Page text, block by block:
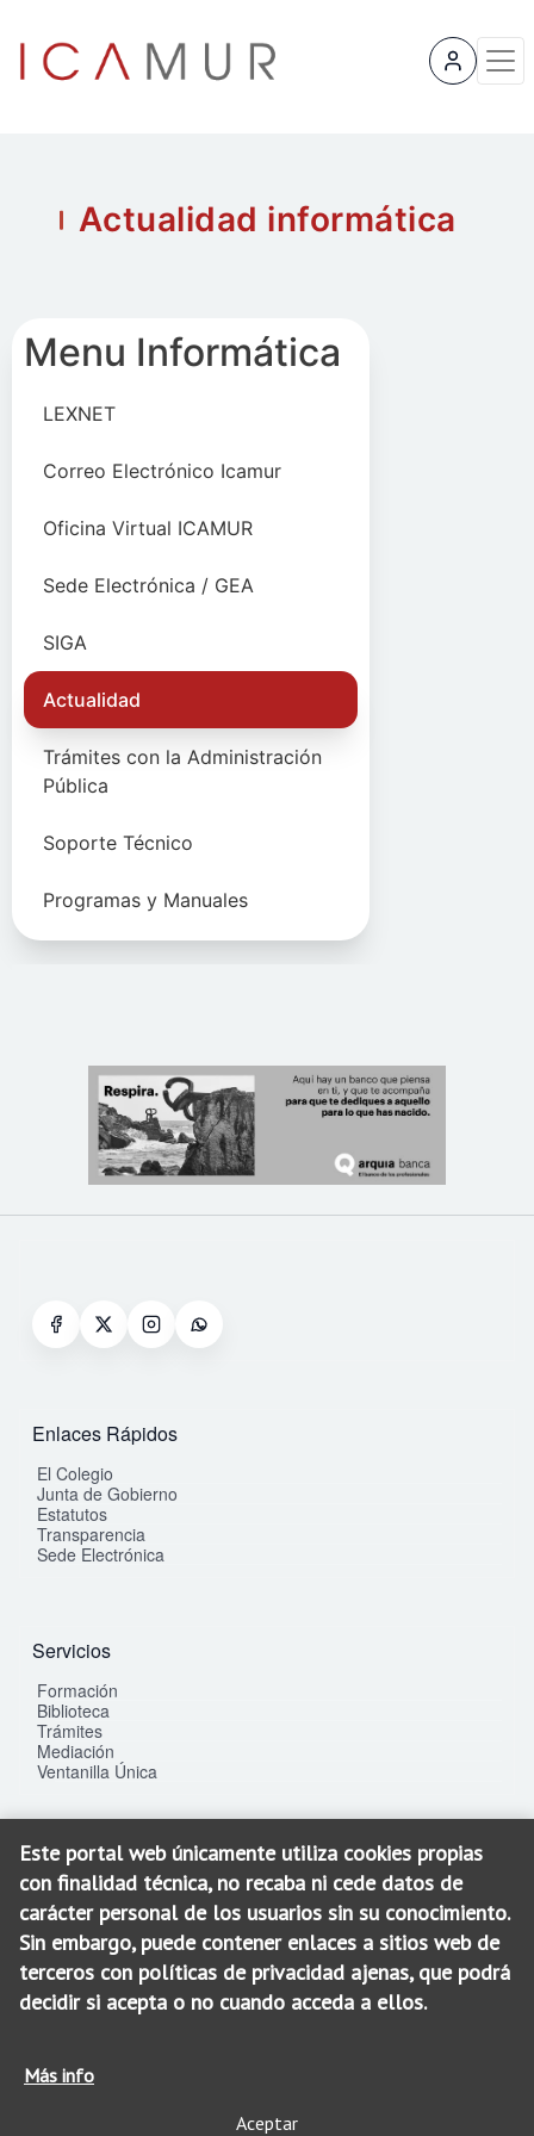
User
Actualidad informática
Menu Informática
LEXNET
Correo Electrónico Icamur
Oficina Virtual ICAMUR
Sede Electrónica / GEA
SIGA
Actualidad
Trámites con la Administración
Pública
Soporte Técnico
Programas y Manuales
Enlaces Rápidos
El Colegio
Junta de Gobierno
Estatutos
Transparencia
Sede Electrónica
Servicios
Formación
Biblioteca
Trámites
Mediación
Ventanilla Única
Contacto
C/. La Gloria, 25 bis
30003 - Murcia
SEDE: 968 900 100
SOJ: 968 900 200
icamur@icamur.es
© 2026 ICAMUR. Todos los derechos reservados.
Este portal web únicamente utiliza cookies propias
con finalidad técnica, no recaba ni cede datos de
carácter personal de los usuarios sin su conocimiento.
Sin embargo, puede contener enlaces a sitios web de
terceros con políticas de privacidad ajenas, que podrá
decidir si acepta o no cuando acceda a ellos.
Más info
Aceptar